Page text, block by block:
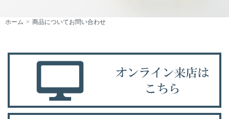
ホーム 商品についてお問い合わせ